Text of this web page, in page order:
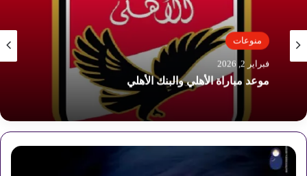
منوعات
فبراير 2, 2026
منوعات
فبراير 2, 2026
ميتسوبيشي إكسباندر 2026 تغزو السوق المصري
ا